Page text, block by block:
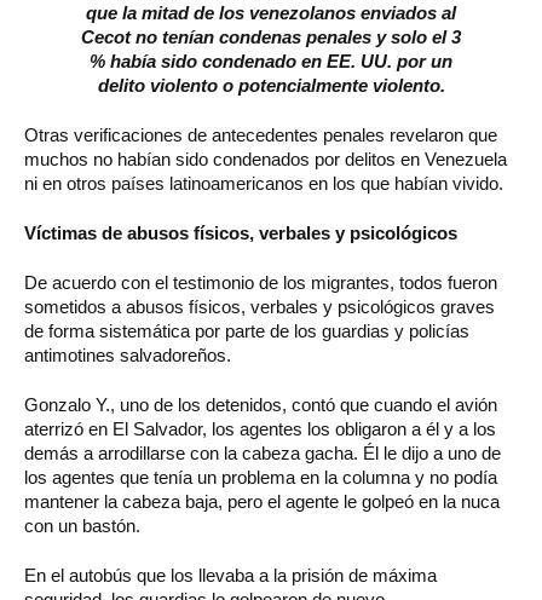
que la mitad de los venezolanos enviados al
Cecot no tenían condenas penales y solo el 3
% había sido condenado en EE. UU. por un
delito violento o potencialmente violento.
Otras verificaciones de antecedentes penales revelaron que
muchos no habían sido condenados por delitos en Venezuela
ni en otros países latinoamericanos en los que habían vivido.
Víctimas de abusos físicos, verbales y psicológicos
De acuerdo con el testimonio de los migrantes, todos fueron
sometidos a abusos físicos, verbales y psicológicos graves
de forma sistemática por parte de los guardias y policías
antimotines salvadoreños.
Gonzalo Y., uno de los detenidos, contó que cuando el avión
aterrizó en El Salvador, los agentes los obligaron a él y a los
demás a arrodillarse con la cabeza gacha. Él le dijo a uno de
los agentes que tenía un problema en la columna y no podía
mantener la cabeza baja, pero el agente le golpeó en la nuca
con un bastón.
En el autobús que los llevaba a la prisión de máxima